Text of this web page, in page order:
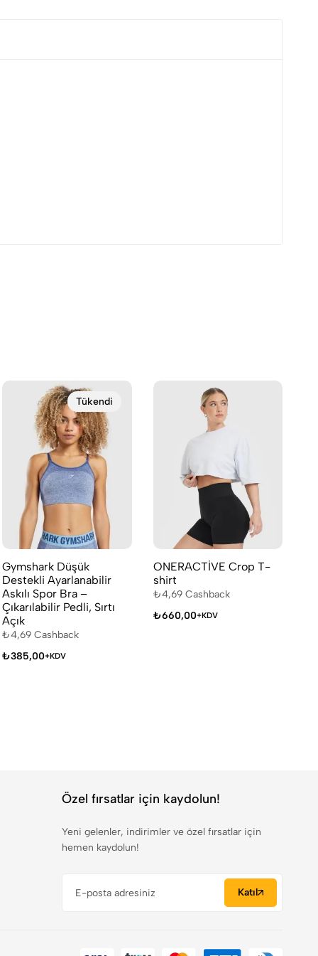
Tükendi
Gymshark Düşük
Destekli Ayarlanabilir
Askılı Spor Bra –
Çıkarılabilir Pedli, Sırtı
Açık
₺4,69 Cashback
₺385,00+KDV
ONERACTİVE Crop T-
shirt
₺4,69Cashback
₺660,00+KDV
Özel fırsatlar için kaydolun!
Yeni gelenler, indirimler ve özel fırsatlar için
hemen kaydolun!
Katıl